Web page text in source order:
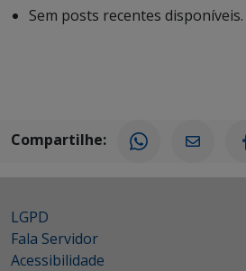
Sem posts recentes disponíveis.
Compartilhe:
LGPD
Fala Servidor
Acessibilidade